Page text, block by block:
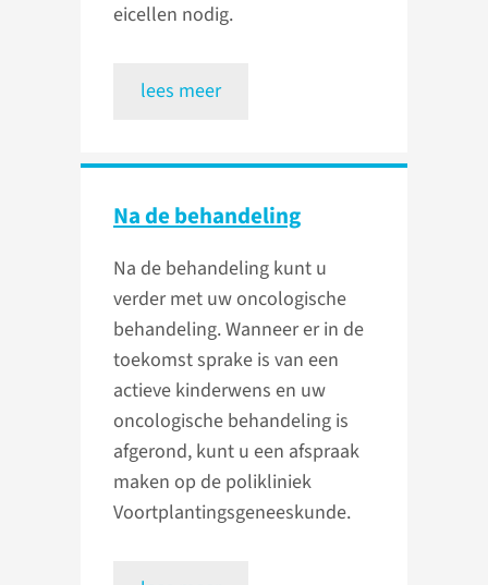
eicellen nodig.
lees meer
Na de behandeling
Na de behandeling kunt u
verder met uw oncologische
behandeling. Wanneer er in de
toekomst sprake is van een
actieve kinderwens en uw
oncologische behandeling is
afgerond, kunt u een afspraak
maken op de polikliniek
Voortplantingsgeneeskunde.